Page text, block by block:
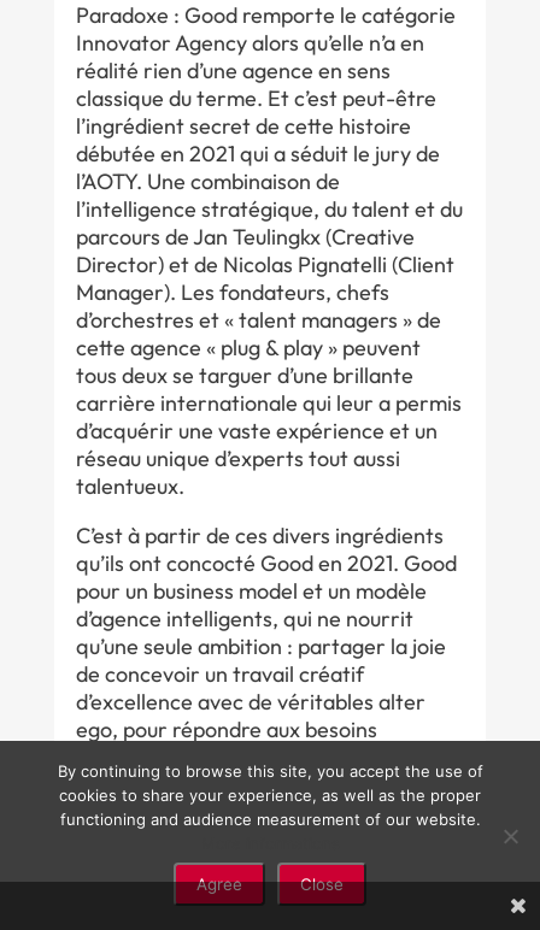
Paradoxe : Good remporte le catégorie
Innovator Agency alors qu’elle n’a en
réalité rien d’une agence en sens
classique du terme. Et c’est peut-être
l’ingrédient secret de cette histoire
débutée en 2021 qui a séduit le jury de
l’AOTY. Une combinaison de
l’intelligence stratégique, du talent et du
parcours de Jan Teulingkx (Creative
Director) et de Nicolas Pignatelli (Client
Manager). Les fondateurs, chefs
d’orchestres et « talent managers » de
cette agence « plug & play » peuvent
tous deux se targuer d’une brillante
carrière internationale qui leur a permis
d’acquérir une vaste expérience et un
réseau unique d’experts tout aussi
talentueux.
C’est à partir de ces divers ingrédients
qu’ils ont concocté Good en 2021. Good
pour un business model et un modèle
d’agence intelligents, qui ne nourrit
qu’une seule ambition : partager la joie
de concevoir un travail créatif
d’excellence avec de véritables alter
ego, pour répondre aux besoins
l’étranger.
REGISTER FR
By continuing to browse this site, you accept the use of
cookies to share your experience, as well as the proper
functioning and audience measurement of our website.
Agree Close